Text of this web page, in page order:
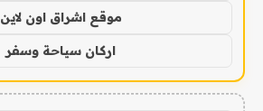
موقع اشراق اون لاين
اركان سياحة وسفر